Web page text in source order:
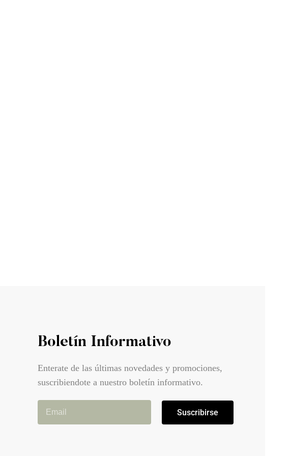
Boletín Informativo
Enterate de las últimas novedades y promociones,
suscribiendote a nuestro boletín informativo.
Suscribirse